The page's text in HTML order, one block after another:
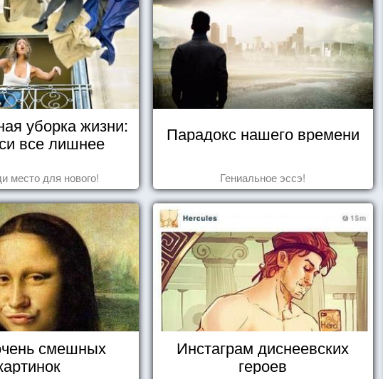
уборка жизни:
все лишнее
место для нового!
Парадокс нашего времени
Гениальное эссэ!
смешных
Инстаграм диснеевских
героев